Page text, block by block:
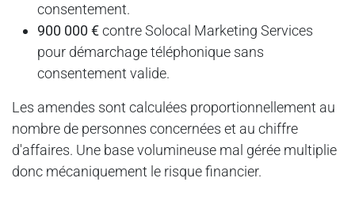
consentement.
900 000 €contre Solocal Marketing Services
pour démarchage téléphonique sans
consentement valide.
Les amendes sont calculées proportionnellement au
nombre de personnes concernées et au chiffre
d'affaires. Une base volumineuse mal gérée multiplie
donc mécaniquement le risque financier.